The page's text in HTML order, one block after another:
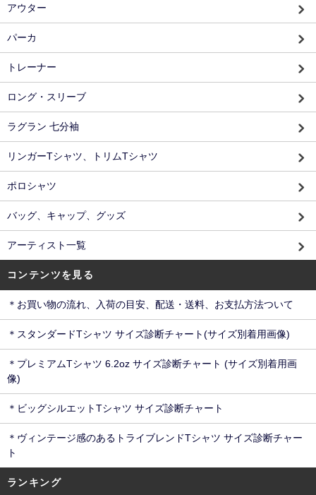
アウター
パーカ
トレーナー
ロング・スリーブ
ラグラン 七分袖
リンガーTシャツ、トリムTシャツ
ポロシャツ
バッグ、キャップ、グッズ
アーティスト一覧
コンテンツを見る
＊お買い物の流れ、入荷の目安、配送・送料、お支払方法ついて
＊スタンダードTシャツ サイズ診断チャート(サイズ別着用画像)
＊プレミアムTシャツ 6.2oz サイズ診断チャート (サイズ別着用画
像)
＊ビッグシルエットTシャツ サイズ診断チャート
＊ヴィンテージ感のあるトライブレンドTシャツ サイズ診断チャー
ト
ランキング